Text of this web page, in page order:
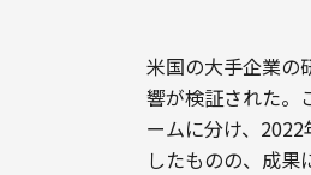
米国の大手企業の
響が検証された。
ームに分け、
したものの、成果